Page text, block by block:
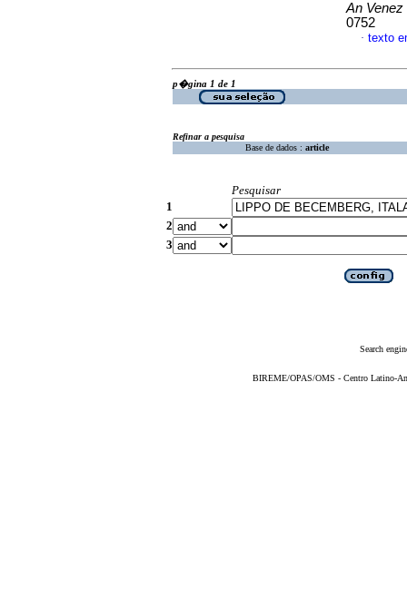
An Venez
0752
· texto
p�gina 1 de 1
Refinar a pesquisa
Base de dados : article
Pesquisar
1
2
3
Search
BIREME/OPAS/OMS - Centro Latino-